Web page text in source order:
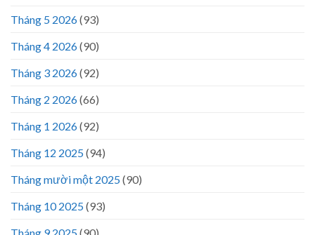
Tháng 5 2026(93)
Tháng 4 2026(90)
Tháng 3 2026(92)
Tháng 2 2026(66)
Tháng 1 2026(92)
Tháng 12 2025(94)
Tháng mười một 2025(90)
Tháng 10 2025(93)